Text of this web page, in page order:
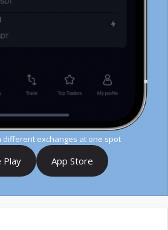
different exchanges at one spot
Play App Store